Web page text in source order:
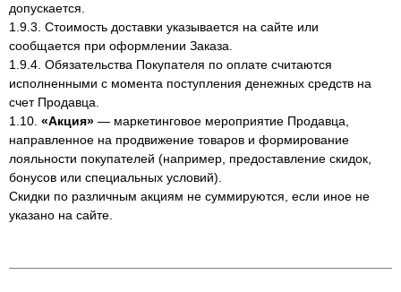
допускается.
1.9.3. Стоимость доставки указывается на сайте или
сообщается при оформлении Заказа.
1.9.4. Обязательства Покупателя по оплате считаются
исполненными с момента поступления денежных средств на
счет Продавца.
1.10. «Акция» — маркетинговое мероприятие Продавца,
направленное на продвижение товаров и формирование
лояльности покупателей (например, предоставление скидок,
бонусов или специальных условий).
Скидки по различным акциям не суммируются, если иное не
указано на сайте.